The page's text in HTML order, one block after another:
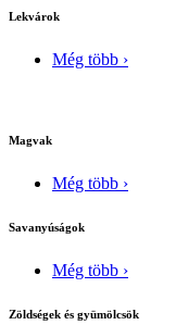
Lekvárok
Még több ›
Magvak
Még több ›
Savanyúságok
Még több ›
Zöldségek és gyümölcsök